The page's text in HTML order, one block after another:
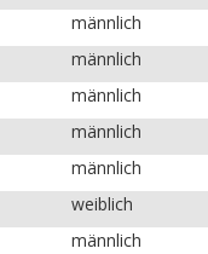
männlich
männlich
männlich
männlich
männlich
weiblich
männlich